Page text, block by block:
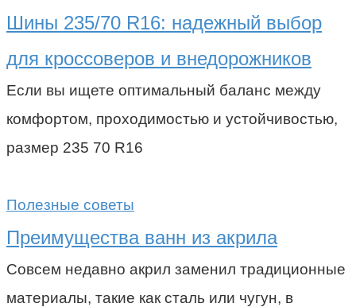
Шины 235/70 R16: надежный выбор
для кроссоверов и внедорожников
Если вы ищете оптимальный баланс между
комфортом, проходимостью и устойчивостью,
размер 235 70 R16
Полезные советы
Преимущества ванн из акрила
Совсем недавно акрил заменил традиционные
материалы, такие как сталь или чугун, в